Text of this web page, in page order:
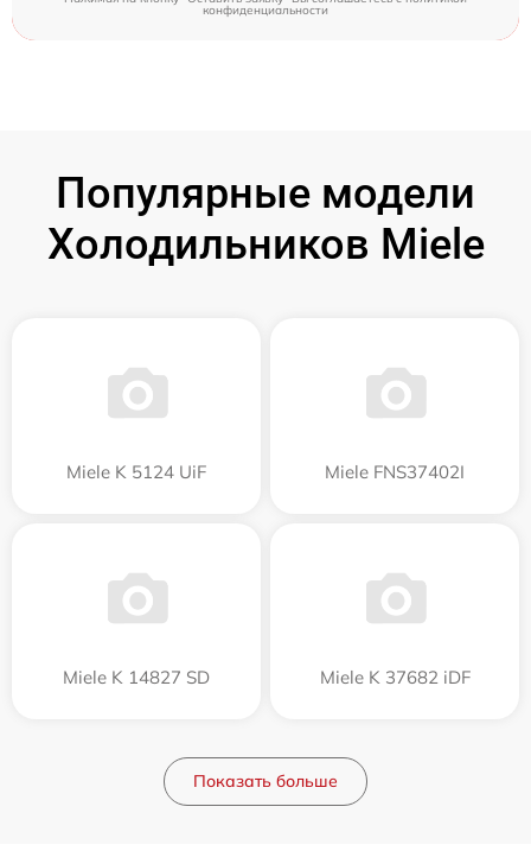
конфиденциальности
Популярные модели
Холодильников Miele
Miele K 5124 UiF Miele FNS37402I
Miele K 14827 SD Miele K 37682 iDF
Показать больше